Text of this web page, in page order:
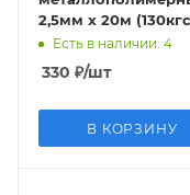
2,5мм х 20м
Беларусь
Есть в наличии: 4
330 ₽/шт
В КОРЗИНУ